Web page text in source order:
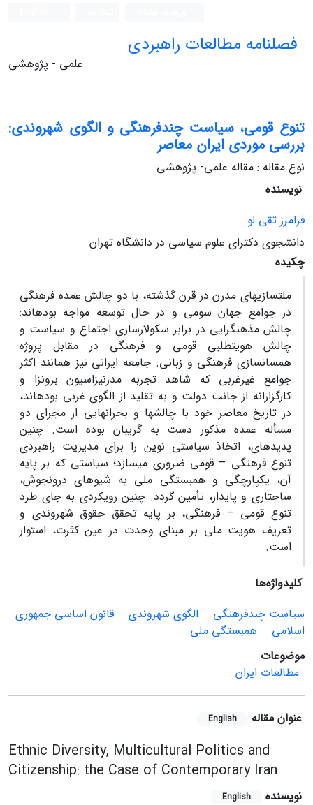
فصلنامه مطالعات راهبردی
علمی - پژوهشی
تنوع قومی، سیاست چندفرهنگی و الگوی شهروندی:
بررسی موردی ایران معاصر
نوع مقاله : مقاله علمی- پژوهشی
نویسنده
فرامرز تقی لو
دانشجوی دکترای علوم سیاسی در دانشگاه تهران
چکیده
ملت‏سازی‏های مدرن در قرن گذشته، با دو چالش عمده فرهنگی
در جوامع جهان سومی و در حال توسعه مواجه بوده‏اند:
چالش مذهب‏گرایی در برابر سکولارسازی اجتماع و سیاست و
چالش هویت‏طلبی قومی و فرهنگی در مقابل پروژه
همسان‏سازی فرهنگی و زبانی. جامعه ایرانی نیز همانند اکثر
جوامع غیرغربی که شاهد تجربه مدرنیزاسیون برون‏زا و
کارگزارانه از جانب دولت و به تقلید از الگوی غربی بوده‏اند،
در تاریخ معاصر خود با چالش‏ها و بحران‏هایی از مجرای دو
مسأله عمده مذکور دست به گریبان بوده است. چنین
پدیده‏ای، اتخاذ سیاستی نوین را برای مدیریت راهبردی
تنوع فرهنگی – قومی ضروری می‏سازد؛ سیاستی که بر پایه
آن، یکپارچگی و همبستگی ملی به شیوه‏ای درون‏جوش،
ساختاری و پایدار، تأمین گردد. چنین رویکردی به جای طرد
تنوع قومی – فرهنگی، بر پایه تحقق حقوق شهروندی و
تعریف هویت ملی بر مبنای وحدت در عین کثرت، استوار
است.
کلیدواژه‌ها
سیاست چندفرهنگی
الگوی شهروندی
قانون اساسی جمهوری
اسلامی
همبستگی ملی
موضوعات
مطالعات ایران
عنوان مقاله English
Ethnic Diversity, Multicultural Politics and
Citizenship: the Case of Contemporary Iran
نویسنده English